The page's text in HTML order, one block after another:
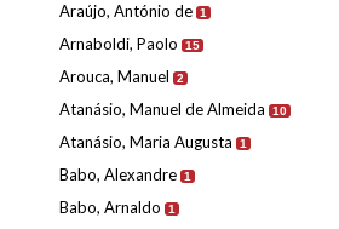
Araújo, António de 1
Arnaboldi, Paolo 15
Arouca, Manuel 2
Atanásio, Manuel de Almeida 10
Atanásio, Maria Augusta 1
Babo, Alexandre 1
Babo, Arnaldo 1